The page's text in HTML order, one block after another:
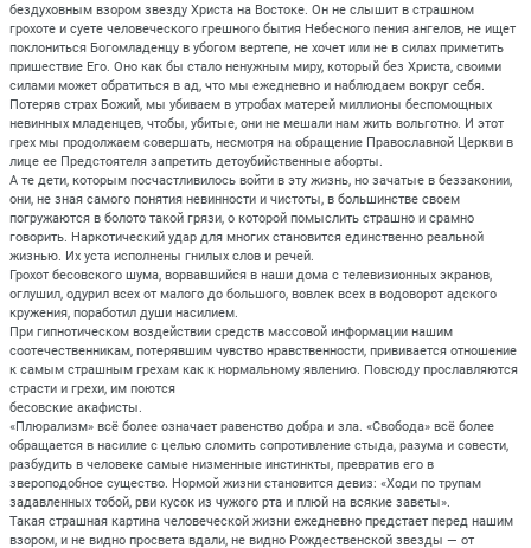
бездуховным взором звезду Христа на Востоке. Он не слышит в страшном
грохоте и суете человеческого грешного бытия Небесного пения ангелов, не ищет
поклониться Богомладенцу в убогом вертепе, не хочет или не в силах приметить
пришествие Его. Оно как бы стало ненужным миру, который без Христа, своими
силами может обратиться в ад, что мы ежедневно и наблюдаем вокруг себя.
Потеряв страх Божий, мы убиваем в утробах матерей миллионы беспомощных
невинных младенцев, чтобы, убитые, они не мешали нам жить вольготно. И этот
грех мы продолжаем совершать, несмотря на обращение Православной Церкви в
лице ее Предстоятеля запретить детоубийственные аборты.
А те дети, которым посчастливилось войти в эту жизнь, но зачатые в беззаконии,
они, не зная самого понятия невинности и чистоты, в большинстве своем
погружаются в болото такой грязи, о которой помыслить страшно и срамно
говорить. Наркотический удар для многих становится единственно реальной
жизнью. Их уста исполнены гнилых слов и речей.
Грохот бесовского шума, ворвавшийся в наши дома с телевизионных экранов,
оглушил, одурил всех от малого до большого, вовлек всех в водоворот адского
кружения, поработил души насилием.
При гипнотическом воздействии средств массовой информации нашим
соотечественникам, потерявшим чувство нравственности, прививается отношение
к самым страшным грехам как к нормальному явлению. Повсюду прославляются
страсти и грехи, им поются
бесовские акафисты.
«Плюрализм» всё более означает равенство добра и зла. «Свобода» всё более
обращается в насилие с целью сломить сопротивление стыда, разума и совести,
разбудить в человеке самые низменные инстинкты, превратив его в
звероподобное существо. Нормой жизни становится девиз: «Ходи по трупам
задавленных тобой, рви кусок из чужого рта и плюй на всякие заветы».
Такая страшная картина человеческой жизни ежедневно предстает перед нашим
взором, и не видно просвета вдали, не видно Рождественской звезды — от